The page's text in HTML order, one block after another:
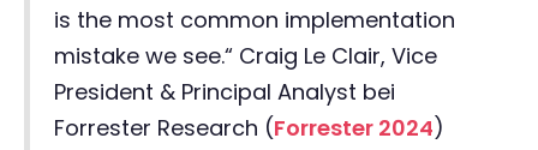
is the most common implementation
mistake we see.“ Craig Le Clair, Vice
President & Principal Analyst bei
Forrester Research (Forrester 2024)